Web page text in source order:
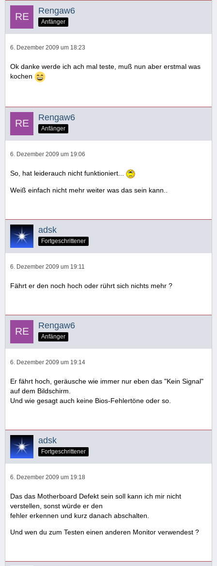
Rengaw6
Anfänger
6. Dezember 2009 um 18:23
Ok danke werde ich ach mal teste, muß nun aber erstmal was
kochen
Rengaw6
Anfänger
6. Dezember 2009 um 19:06
So, hat leiderauch nicht funktioniert...
Weiß einfach nicht mehr weiter was das sein kann..
adsk
Fortgeschrittener
6. Dezember 2009 um 19:11
Fährt er den noch hoch oder rührt sich nichts mehr ?
Rengaw6
Anfänger
6. Dezember 2009 um 19:14
Er fährt hoch, geräusche wie immer nur eben das "Kein Signal"
auf dem Bildschirm.
Und wie gesagt auch keine Bios-Fehlertöne oder so.
adsk
Fortgeschrittener
6. Dezember 2009 um 19:18
Das das Motherboard Defekt sein soll kann ich mir nicht
verstellen, sonst würde er den
fehler erkennen und kurz danach abschalten.
Und wen du zum Testen einen anderen Monitor verwendest ?